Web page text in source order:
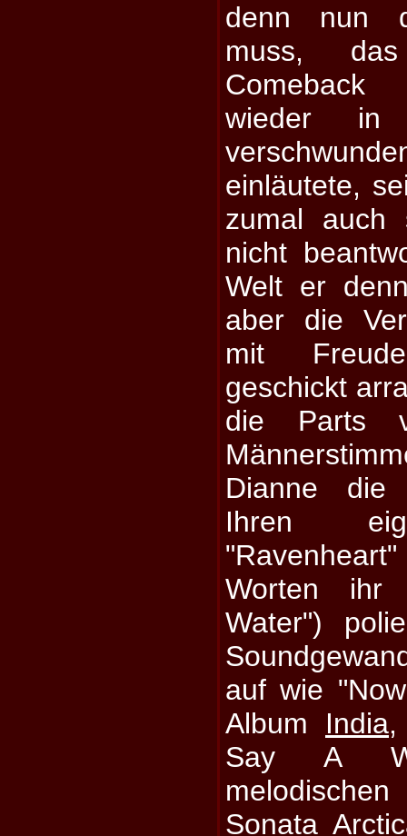
denn nun
muss,
wieder in
einläutete,
zumal
nicht
Welt er
aber die
mit
geschickt
die Parts
Dianne die
Ihren
Worten ihr
Water")
auf wie
Album India,
Say A
Sonata